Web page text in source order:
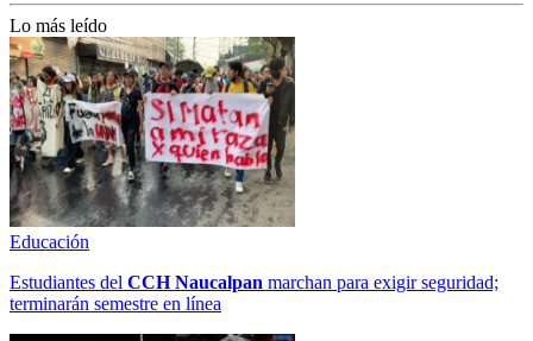
Lo más leído
Educación
Estudiantes del CCH Naucalpan marchan para exigir seguridad;
terminarán semestre en línea